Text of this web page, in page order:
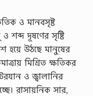
ও মানবসৃষ্ট
শব্দ দূষণের সৃষ্টি
হয়ে উঠছে মানুষের
মিশ্রিত ক্ষতিকর
ও জ্বালানির
রাসায়নিক সার,